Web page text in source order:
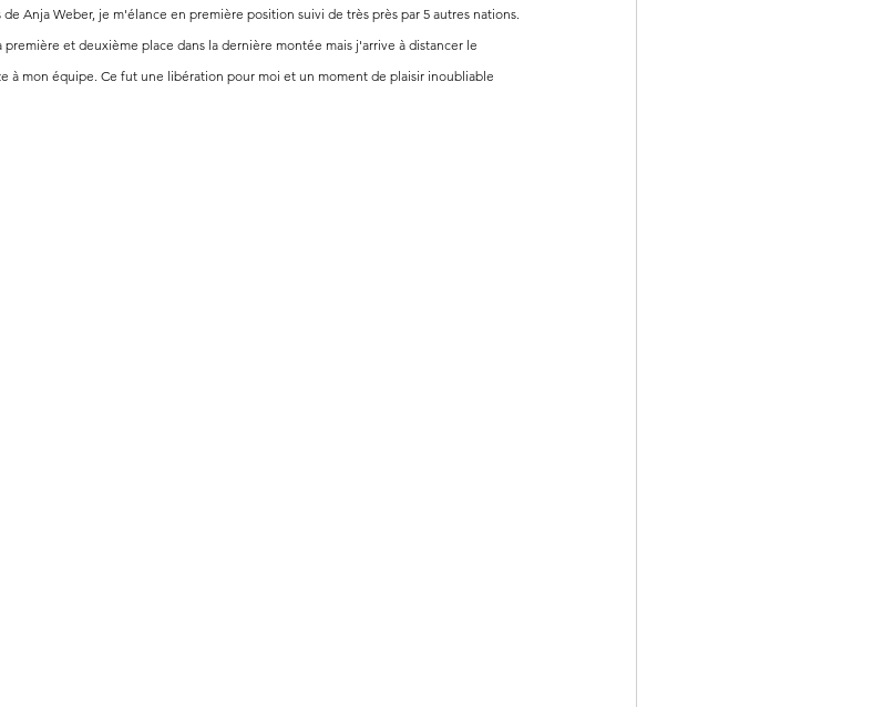
Anja Weber, je m'élance en première position suivi de très près par 5 autres nations.
et deuxième place dans la dernière montée mais j'arrive à distancer le
à mon équipe. Ce fut une libération pour moi et un moment de plaisir inoubliable